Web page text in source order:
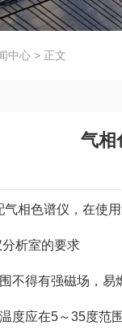
中心 > 正文
气相
相色谱仪，在使
析室的要求
不得有强磁场，易
温度应在5～35度